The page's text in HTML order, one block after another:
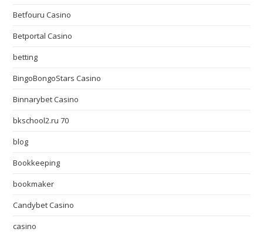
Betfouru Casino
Betportal Casino
betting
BingoBongoStars Casino
Binnarybet Casino
bkschool2.ru 70
blog
Bookkeeping
bookmaker
Candybet Casino
casino